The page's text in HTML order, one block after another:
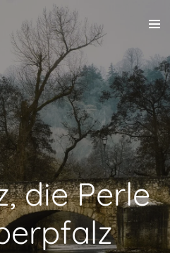
die Perle